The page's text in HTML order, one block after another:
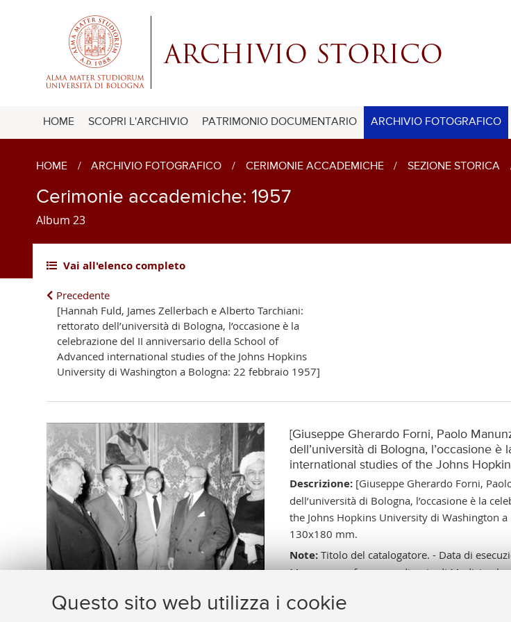
Questo sito web utilizza i cookie
HOME SCOPRI L'ARCHIVIO PATRIMONIO DOCUMENTARIO ARCHIVIO FOTOGRAFICO
HOME / ARCHIVIO FOTOGRAFICO / CERIMONIE ACCADEMICHE / SEZIONE STORICA
Cerimonie accademiche: 1957
Album 23
Vai all'elenco completo
Precedente
[Hannah Fuld, James Zellerbach e Alberto Tarchiani:
rettorato dell’università di Bologna, l’occasione è la
celebrazione del II anniversario della School of
Advanced international studies of the Johns Hopkins
University di Washington a Bologna: 22 febbraio 1957]
[Giuseppe Gherardo Forni, Paolo
dell’università di Bologna, l’occasione
international studies of the Johns
Descrizione:[Giuseppe Gherardo Forni,
dell’università di Bologna, l’occasione è la
the Johns Hopkins University di Washington
130x180 mm.
Note:Titolo del catalogatore. - Data di
Manunza professore ordinario di Medicina
Vai al catalogo: